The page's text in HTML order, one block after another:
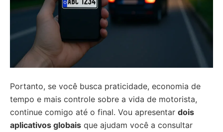
Portanto, se você busca praticidade, economia de
tempo e mais controle sobre a vida de motorista,
continue comigo até o final. Vou apresentar dois
aplicativos globais que ajudam você a consultar